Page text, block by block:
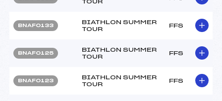
TOUR
BNAF0133
BIATHLON SUMMER
TOUR
FFS
BNAF0125
BIATHLON SUMMER
TOUR
FFS
BNAF0123
BIATHLON SUMMER
TOUR
FFS